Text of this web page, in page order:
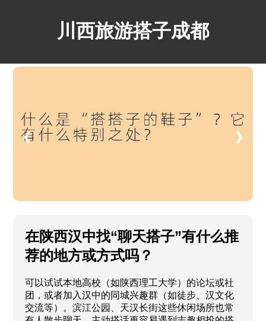
川西旅游搭子成都
❮ ❯
在陕西汉中找“聊天搭子”有什么推
荐的地方或方式吗？
可以试试本地高校（如陕西理工大学）的论坛或社
团，或者加入汉中的同城兴趣群（如徒步、汉文化
交流等）。滨江公园、天汉长街这些休闲场所也常